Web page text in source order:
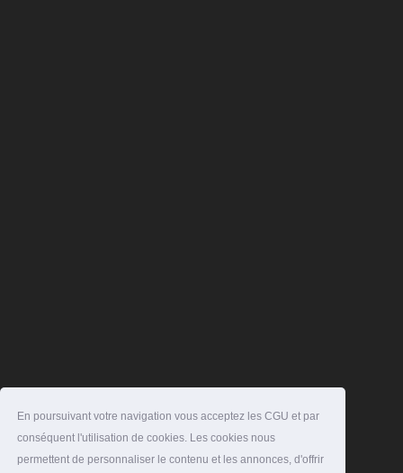
En poursuivant votre navigation vous acceptez les CGU et par
conséquent l'utilisation de cookies. Les cookies nous
permettent de personnaliser le contenu et les annonces, d'offrir